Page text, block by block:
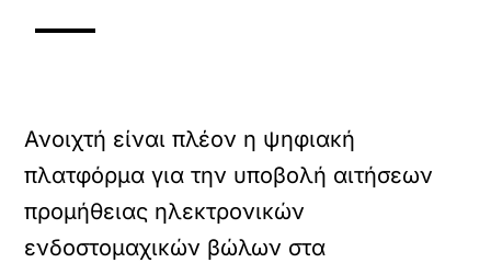
Ανοιχτή είναι πλέον η ψηφιακή
πλατφόρμα για την υποβολή αιτήσεων
προμήθειας ηλεκτρονικών
ενδοστομαχικών βώλων στα